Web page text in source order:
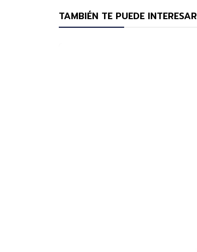
TAMBIÉN TE PUEDE INTERESAR